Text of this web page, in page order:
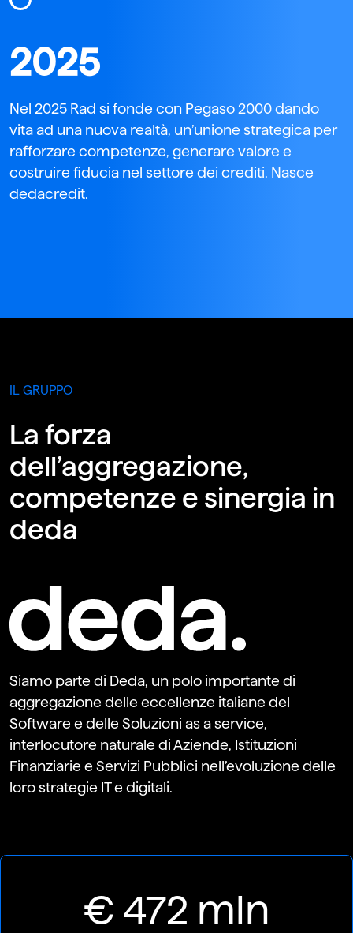
2025
Nel 2025 Rad si fonde con Pegaso 2000 dando
vita ad una nuova realtà, un’unione strategica per
rafforzare competenze, generare valore e
costruire fiducia nel settore dei crediti. Nasce
dedacredit.
IL GRUPPO
La forza
dell’aggregazione,
competenze e sinergia in
deda
Siamo parte di Deda, un polo importante di
aggregazione delle eccellenze italiane del
Software e delle Soluzioni as a service,
interlocutore naturale di Aziende, Istituzioni
Finanziarie e Servizi Pubblici nell’evoluzione delle
loro strategie IT e digitali.
€ 472 mln